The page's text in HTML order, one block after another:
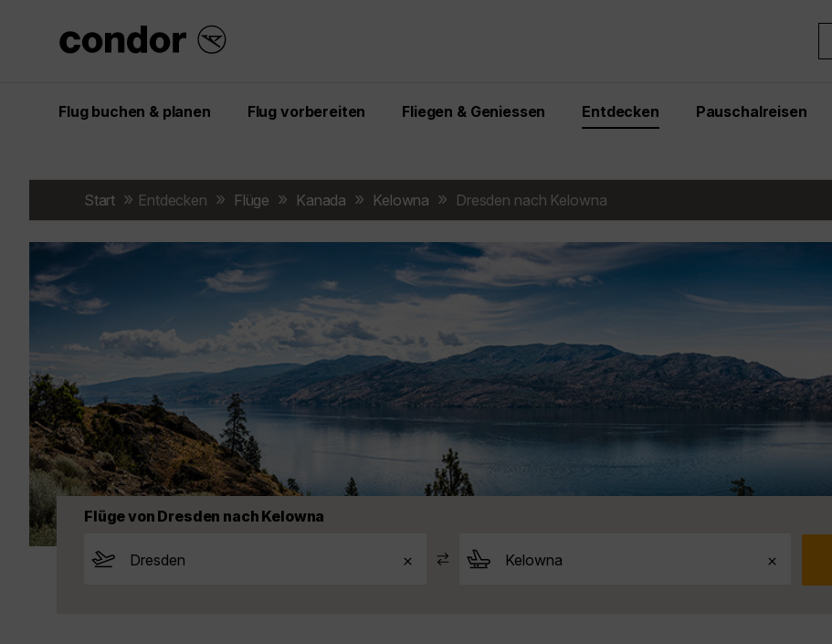
Flug buchen & planen Flug vorbereiten Fliegen & Geniessen Entdecken Pauschalreisen
Start Entdecken Flüge Kanada Kelowna Dresden nach Kelowna
Flüge von Dresden nach Kelowna